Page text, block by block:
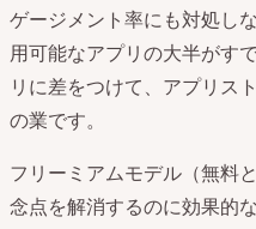
ゲージメント率にも対処し
用可能なアプリの大半がす
リに差をつけて、アプリス
の業です。
フリーミアムモデル（無料
念点を解消するのに効果的な